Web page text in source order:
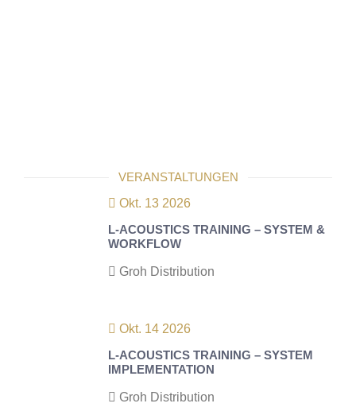
VERANSTALTUNGEN
Okt. 13 2026
L-ACOUSTICS TRAINING – SYSTEM &
WORKFLOW
Groh Distribution
Okt. 14 2026
L-ACOUSTICS TRAINING – SYSTEM
IMPLEMENTATION
Groh Distribution